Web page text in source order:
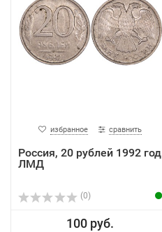
избранное сравнить
Россия, 20 рублей 1992 год
ЛМД
(0)
100 руб.